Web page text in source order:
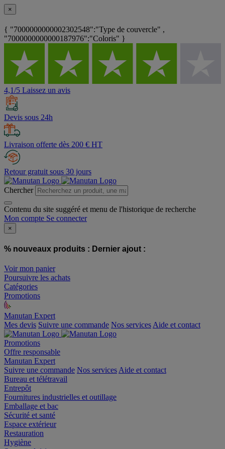
×
{ "7000000000002302548":"Type de couvercle" ,
"7000000000000187976":"Coloris" }
4,1/5 Laissez un avis
Devis sous 24h
Livraison offerte dès 200 € HT
Retour gratuit sous 30 jours
Chercher
Contenu du site suggéré et menu de l'historique de recherche
Mon compte Se connecter
×
% nouveaux produits : Dernier ajout :
Voir mon panier
Poursuivre les achats
Catégories
Promotions
Manutan Expert
offre reconditionnée
Mes devis Suivre une commande Nos services
Promotions
Offre responsable
Manutan Expert
Suivre une commande
Bureau et télétravail
Entrepôt
Fournitures industrielles et outillage
Emballage et bac
Sécurité et santé
Espace extérieur
Restauration